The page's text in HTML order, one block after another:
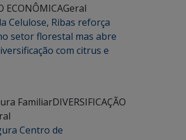
ECONÔMICAGeral
Celulose, Ribas reforça
setor florestal mas abre
com citrus e
FamiliarDIVERSIFICAÇÃO
Centro de